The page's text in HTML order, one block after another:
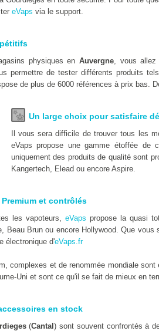
eVaps via le support.
physiques en Auvergne, vous allez
permettre de tester différents produits
de plus de 6000 références à prix bas.
Un large choix pour satisfaire
Il vous sera difficile de trouver tous les
eVaps propose une gamme étoffée de
uniquement des produits de qualité sont
Kangertech, Elead ou encore Aspire.
et contrôlés
les vapoteurs, eVaps propose la quasi
Beau Brun ou encore Hollywood. Que
électronique d'eVaps.fr
complexes et de renommée mondiale
Uni et sont ce qu'il se fait de mieux en
en stock
(Cantal) sont souvent confrontés à